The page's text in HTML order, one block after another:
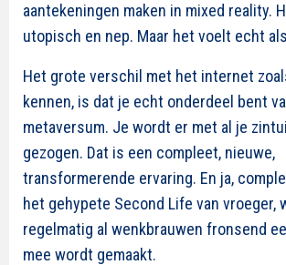
aantekeningen maken in mixed reality.
utopisch en nep. Maar het voelt echt
Het grote verschil met het internet
kennen, is dat je echt onderdeel bent
metaversum. Je wordt er met al je
gezogen. Dat is een compleet, nieuwe,
transformerende ervaring. En ja,
het gehypete Second Life van vroeger,
regelmatig al wenkbrauwen fronsend
mee wordt gemaakt.